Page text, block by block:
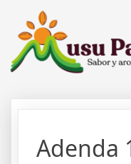
Adenda